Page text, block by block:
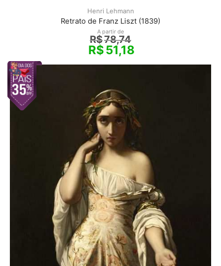
Henri Lehmann
Retrato de Franz Liszt (1839)
A partir de
R$78,74
R$51,18